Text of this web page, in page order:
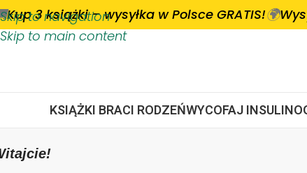
Skip to navigation
Skip to main content
Kup 3 książki – wysyłka w Polsce GRATIS!🌍
KSIĄŻKI BRACI RODZEŃWYCOFAJ